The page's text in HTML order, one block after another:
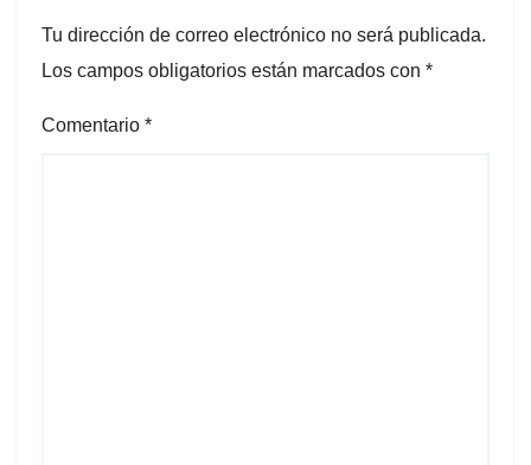
Tu dirección de correo electrónico no será publicada.
Los campos obligatorios están marcados con *
Comentario *